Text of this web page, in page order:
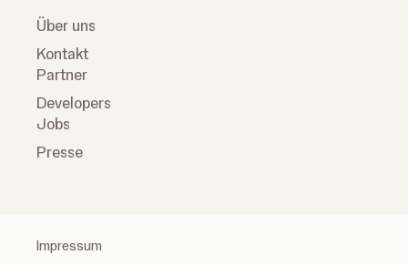
Über uns
Kontakt
Partner
Developers
Jobs
Presse
Impressum